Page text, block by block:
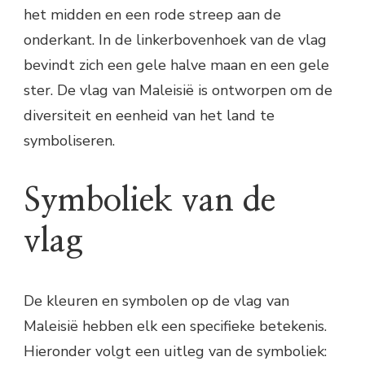
het midden en een rode streep aan de
onderkant. In de linkerbovenhoek van de vlag
bevindt zich een gele halve maan en een gele
ster. De vlag van Maleisië is ontworpen om de
diversiteit en eenheid van het land te
symboliseren.
Symboliek van de
vlag
De kleuren en symbolen op de vlag van
Maleisië hebben elk een specifieke betekenis.
Hieronder volgt een uitleg van de symboliek: